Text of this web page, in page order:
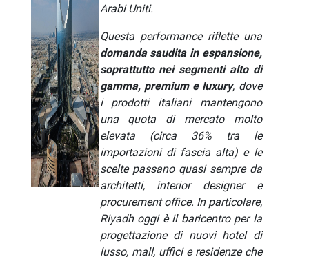
Arabi Uniti.
Questa performance riflette una
domanda saudita in espansione,
soprattutto nei segmenti alto di
gamma, premium e luxury, dove
i prodotti italiani mantengono
una quota di mercato molto
elevata (circa 36% tra le
importazioni di fascia alta) e le
scelte passano quasi sempre da
architetti, interior designer e
procurement office. In particolare,
Riyadh oggi è il baricentro per la
progettazione di nuovi hotel di
lusso, mall, uffici e residenze che